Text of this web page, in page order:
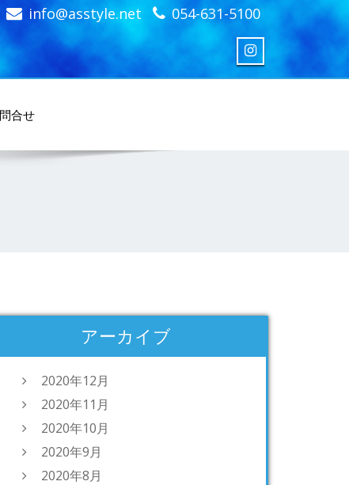
info@asstyle.net 054-631-5100
合せ
アーカイブ
2020年12月
2020年11月
2020年10月
2020年9月
2020年8月